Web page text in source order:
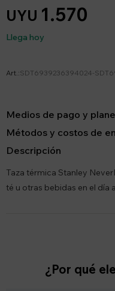
UYU 1.570
Llega hoy
SDT6939236394024-
Medios de pago y
Métodos y costos de
Descripción
Taza térmica Stanley
té u otras bebidas en el día
¿Por qué